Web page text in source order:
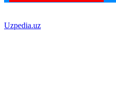
Uzpedia.uz